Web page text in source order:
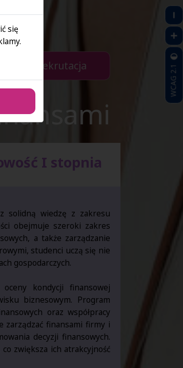
się > E-rekrutacja
I stopnia
solidną wiedzę z zakresu
obejmuje szeroki zakres
a także zarządzanie
studenci uczą się nie
gospodarczych.
kondycji finansowej
biznesowym. Program
oraz współpracy
zarządzać finansami firmy i
decyzji finansowych.
zwiększa ich atrakcyjność
WCAG 2.1
się